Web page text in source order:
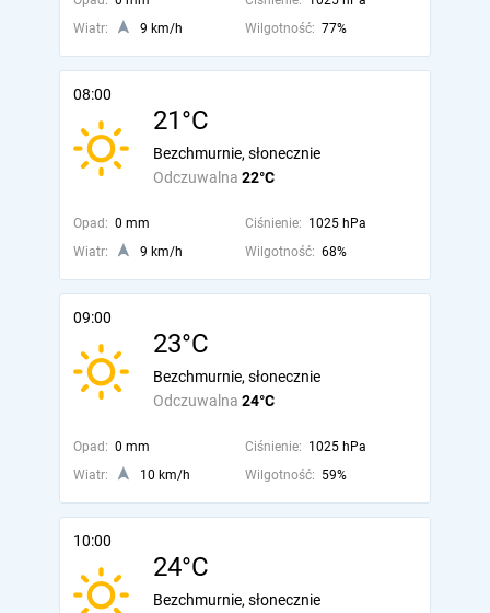
Wiatr:
9 km/h Wilgotność: 77%
08:00
21°C
Odczuwalna 22°C
Bezchmurnie, słonecznie
Opad: 0 mm Ciśnienie: 1025 hPa
Wiatr:
9 km/h Wilgotność: 68%
09:00
23°C
Odczuwalna 24°C
Bezchmurnie, słonecznie
Opad: 0 mm Ciśnienie: 1025 hPa
Wiatr:
10 km/h Wilgotność: 59%
10:00
24°C
Bezchmurnie, słonecznie